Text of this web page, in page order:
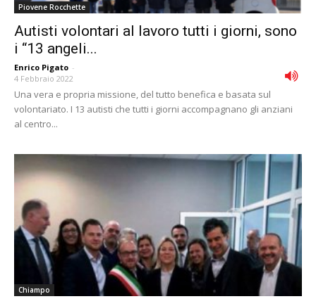
Piovene Rocchette
Autisti volontari al lavoro tutti i giorni, sono
i “13 angeli...
Enrico Pigato -
4 Febbraio 2022
Una vera e propria missione, del tutto benefica e basata sul
volontariato. I 13 autisti che tutti i giorni accompagnano gli anziani
al centro...
Chiampo